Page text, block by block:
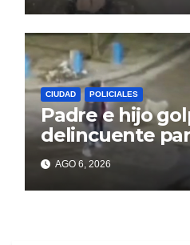
CIUDAD POLICIALES
Padre e hijo
delincuente
un celular
AGO 6, 2026